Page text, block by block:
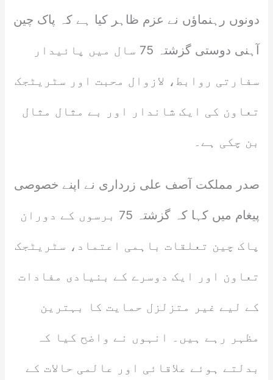
دونوں رہنماؤں نے عزم ظاہر کیا ہے کہ پاک چین
آہنی دوستی گزشتہ 75 سال میں پائیدار
سفارتی روابط، لازوال محبت اور سٹریٹجک
تعاون کی ایک شاندار اور بے مثال مثال
بن چکی ہے۔
صدر مملکت آصف علی زرداری نے اپنے خصوصی
پیغام میں کہا کہ گزشتہ 75 برسوں کے دوران
پاک چین تعلقات باہمی اعتماد، سٹریٹجک
تعاون اور ایک دوسرے کے بنیادی مفادات
کے لیے غیر متزلزل حمایت کا بہترین
مظہر رہے ہیں۔ انہوں نے واضح کیا کہ
بدلتے ہوئے علاقائی اور عالمی حالات کے